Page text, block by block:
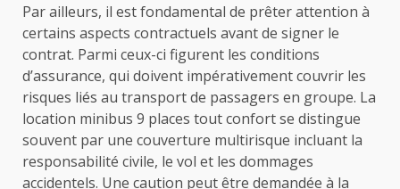
Par ailleurs, il est fondamental de prêter attention à
certains aspects contractuels avant de signer le
contrat. Parmi ceux-ci figurent les conditions
d’assurance, qui doivent impérativement couvrir les
risques liés au transport de passagers en groupe. La
location minibus 9 places tout confort se distingue
souvent par une couverture multirisque incluant la
responsabilité civile, le vol et les dommages
accidentels. Une caution peut être demandée à la